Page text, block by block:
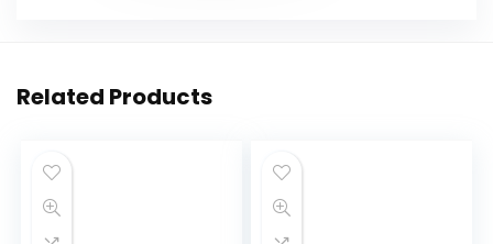
Related Products